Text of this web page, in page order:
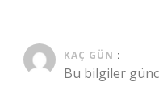
KAÇ GÜN :
Bu bilgiler